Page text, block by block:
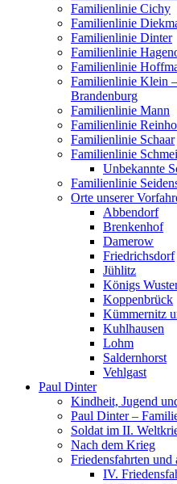
Familienlinie Cichy
Familienlinie
Familienlinie Dinter
Familienlinie
Familienlinie
Familienlinie Klein
Brandenburg
Familienlinie Mann
Familienlinie
Familienlinie Schaar
Familienlinie
Unbekannte
Familienlinie
Orte unserer
Abbendorf
Brenkenhof
Damerow
Friedrichsdorf
Jühlitz
Königs
Koppenbrück
Kümmernitz
Kuhlhausen
Lohm
Saldernhorst
Vehlgast
Paul Dinter
Kindheit, Jugend
Paul Dinter –
Soldat im II.
Nach dem Krieg
Friedensfahrten und
IV.